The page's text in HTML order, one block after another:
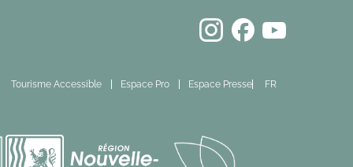
Tourisme Accessible Espace Pro Espace Presse
FR